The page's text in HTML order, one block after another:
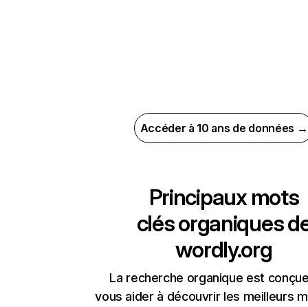
Accéder à 10 ans de données →
Principaux mots
clés organiques
wordly.org
La recherche organique est
vous aider à découvrir les meilleurs